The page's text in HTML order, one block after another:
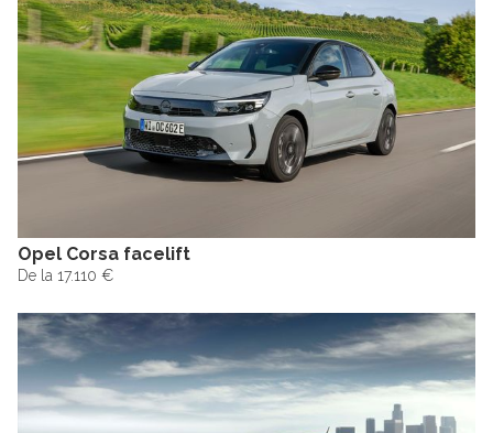
Opel Corsa facelift
De la 17.110 €